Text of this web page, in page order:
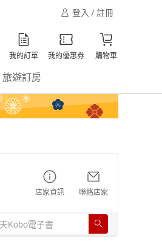
登入 / 註冊
我的訂單 我的優惠券 購物車
旅遊訂房
店家資訊 聯絡店家